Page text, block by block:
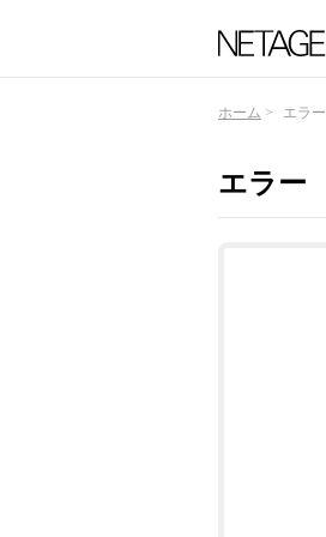
ホーム エラー
エラー